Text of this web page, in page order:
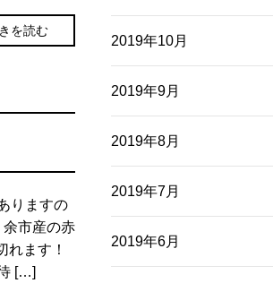
を読む
りますの
市産の赤
れます！
[…]
2019年10月
2019年9月
2019年8月
2019年7月
2019年6月